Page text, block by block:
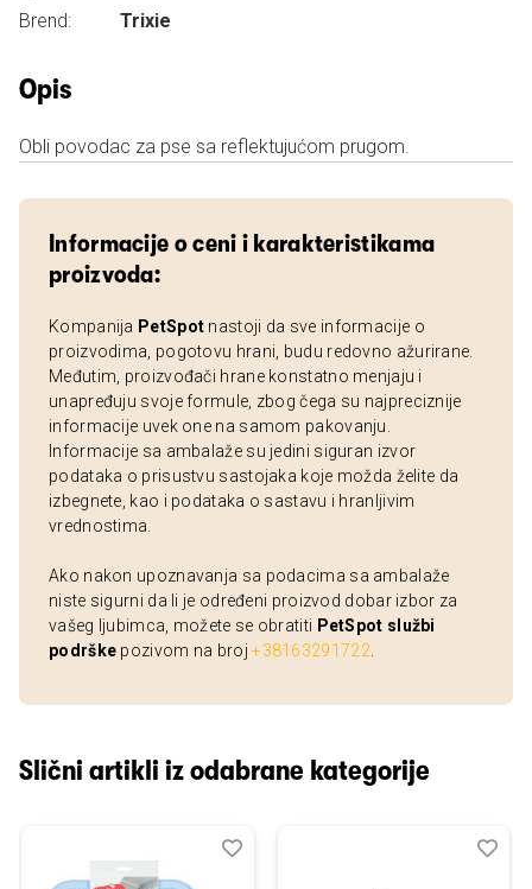
Brend:
Trixie
Opis
Obli povodac za pse sa reflektujućom prugom.
Informacije o ceni i karakteristikama
proizvoda:
Kompanija PetSpot nastoji da sve informacije o
proizvodima, pogotovu hrani, budu redovno ažurirane.
Međutim, proizvođači hrane konstatno menjaju i
unapređuju svoje formule, zbog čega su najpreciznije
informacije uvek one na samom pakovanju.
Informacije sa ambalaže su jedini siguran izvor
podataka o prisustvu sastojaka koje možda želite da
izbegnete, kao i podataka o sastavu i hranljivim
vrednostima.
Ako nakon upoznavanja sa podacima sa ambalaže
niste sigurni da li je određeni proizvod dobar izbor za
vašeg ljubimca, možete se obratiti PetSpot službi
podrške pozivom na broj+38163291722
Slični artikli iz odabrane kategorije
Dodaj
Uporedi